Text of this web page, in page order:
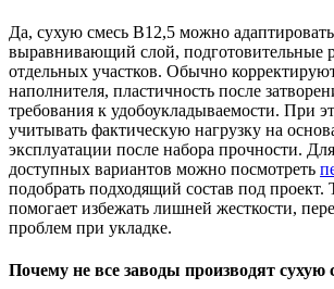
Да, сухую смесь В12,5 можно
выравнивающий слой, подготовительные
отдельных участков. Обычно
наполнителя, пластичность после
требования к удобоукладываемости. При
учитывать фактическую нагрузку на
эксплуатации после набора прочности.
доступных вариантов можно посмотреть
подобрать подходящий состав под проект.
помогает избежать лишней жесткости,
проблем при укладке.
Почему не все заводы производят сухую